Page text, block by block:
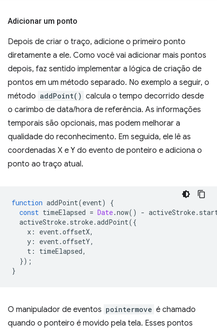
Adicionar um ponto
Depois de criar o traço, adicione o primeiro ponto
diretamente a ele. Como você vai adicionar mais pontos
depois, faz sentido implementar a lógica de criação de
pontos em um método separado. No exemplo a seguir, o
método addPoint() calcula o tempo decorrido desde
o carimbo de data/hora de referência. As informações
temporais são opcionais, mas podem melhorar a
qualidade do reconhecimento. Em seguida, ele lê as
coordenadas X e Y do evento de ponteiro e adiciona o
ponto ao traço atual.
function addPoint(event)
{
const timeElapsed = Date.now() - activeStroke.
activeStroke. stroke.addPoint({
x : event.offsetX,
y : event.offsetY,
t : timeElapsed,
});
}
O manipulador de eventos pointermove é chamado
quando o ponteiro é movido pela tela. Esses pontos